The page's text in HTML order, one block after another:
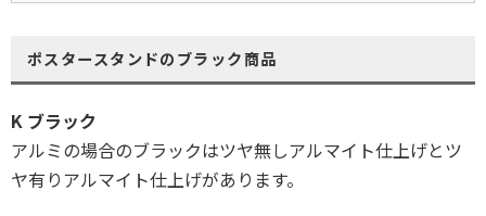
ポスタースタンドのブラック商品
K ブラック
アルミの場合のブラックはツヤ無しアルマイト仕上げとツ
ヤ有りアルマイト仕上げがあります。